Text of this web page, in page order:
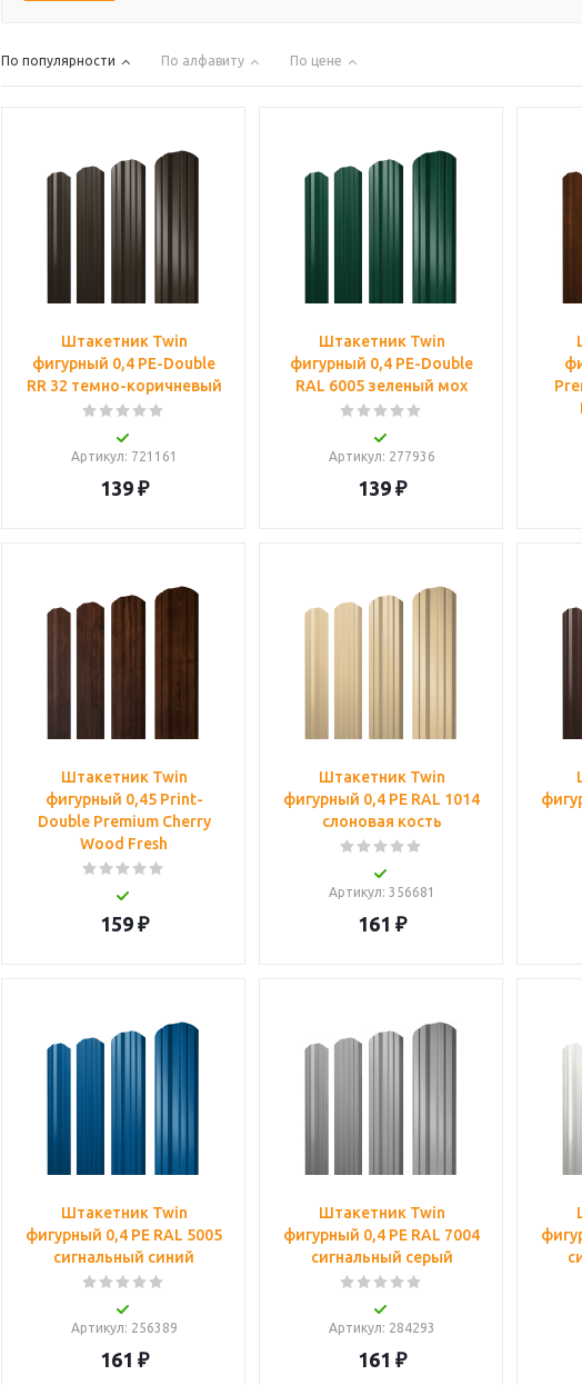
По популярности По алфавиту По цене
Штакетник Twin
фигурный 0,4 PE-Double
RR 32 темно-коричневый
Артикул: 721161
139₽
Штакетник Twin
фигурный 0,4 PE-Double
RAL 6005 зеленый мох
Артикул: 277936
139₽
Штакетник Twin
фигурный 0,45 Print-
Double Premium Cherry
Wood Fresh
159₽
Штакетник Twin
фигурный 0,4 PE RAL 1014
слоновая кость
Артикул: 356681
161 ₽
Штакетник Twin
фигурный 0,4 PE RAL 5005
сигнальный синий
Артикул: 256389
161 ₽
Штакетник Twin
фигурный 0,4 PE RAL 7004
сигнальный серый
Артикул: 284293
161 ₽